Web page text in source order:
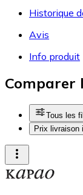
Historique
Avis
Info produit
Comparer
Tous les
Prix livraison